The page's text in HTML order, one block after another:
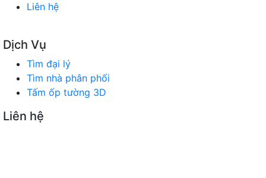
Liên hệ
Dịch Vụ
Tìm đại lý
Tìm nhà phân phối
Tấm ốp tường 3D
Liên hệ